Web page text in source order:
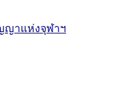
ญาแห่งจุฬาฯ